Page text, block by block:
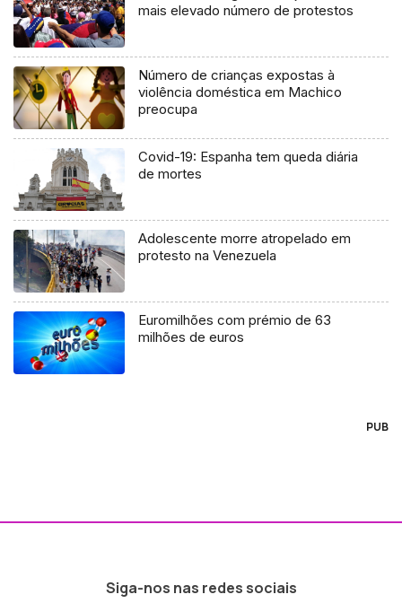
mais elevado número de protestos
Número de crianças expostas à
violência doméstica em Machico
preocupa
Covid-19: Espanha tem queda diária
de mortes
Adolescente morre atropelado em
protesto na Venezuela
Euromilhões com prémio de 63
milhões de euros
PUB
Siga-nos nas redes sociais